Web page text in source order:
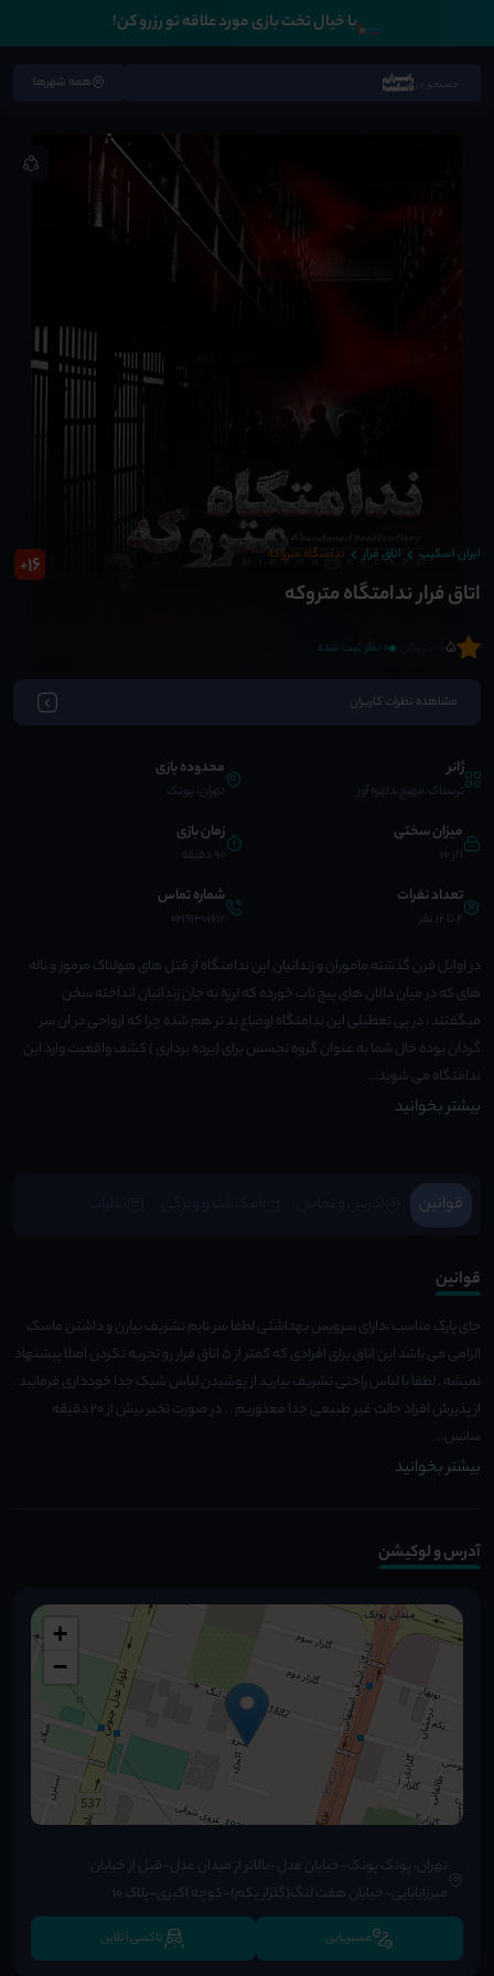
🛏️با خیال تخت بازی مورد علاقه تو رزرو کن!
همه شهرها
ایران اسکیپ اتاق فرار ندامتگاه متروکه
اتاق فرار ندامتگاه متروکه
16
+
5 0 نظر ثبت شده
مشاهده نظرات کاربران
ژانر
ترسناک،مهیج،دلهره آور
محدوده بازی
تهران، پونک
میزان سختی
1 از 10
زمان بازی
90 دقیقه
تعداد نفرات
4 تا 12 نفر
شماره تماس
02191301612
در اوایل قرن گذشته ماموران و زندانیان این ندامتگاه از قتل های هولناک مرموز و ناله
های که در میان دالان های پیچ تاب خورده که لرزه به جان زندانیان انداخته سخن
میگفتند ، در پی تعطیلی این ندامتگاه اوضاع بد تر هم شده چرا که ارواحی در ان سر
گردان بوده حال شما به عنوان گروه تجسس برای (پرده برداری ) کشف واقعیت وارد این
ندامتگاه می شوید...
بیشتر بخوانید
قوانین
قوانین
جای پارک مناسب ،دارای سرویس بهداشتی لطفا سر تایم تشریف بیارن و داشتن ماسک
الزامی می باشد این اتاق برای افرادی که کمتر از ۵ اتاق فرار رو تجربه نکردن اصلا پیشنهاد
نمیشه . لطفا با لباس راحتی تشریف بیارید از پوشیدن لباس شیک جدا خودداری فرمایید .
از پذیرش افراد حالت غیر طبیعی جدا معذوریم . . در صورت تخیر بیش از ۲۰ دقیقه
سانس...
بیشتر بخوانید
آدرس و لوکیشن
+
−
تهران، پونک پونک-خیابان عدل-بالاتر از میدان عدل-قبل از خیابان
میرزابابایی-خیابان هفت لنگ(گلزار یکم)-کوچه اکبری-پلاک ۱۰
مسیریابی تاکسی آنلاین